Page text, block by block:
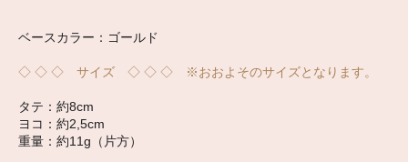
ベースカラー：ゴールド
◇ ◇ ◇ サイズ ◇ ◇ ◇ ※おおよそのサイズとなります。
タテ：約8cm
ヨコ：約2,5cm
重量：約11g（片方）